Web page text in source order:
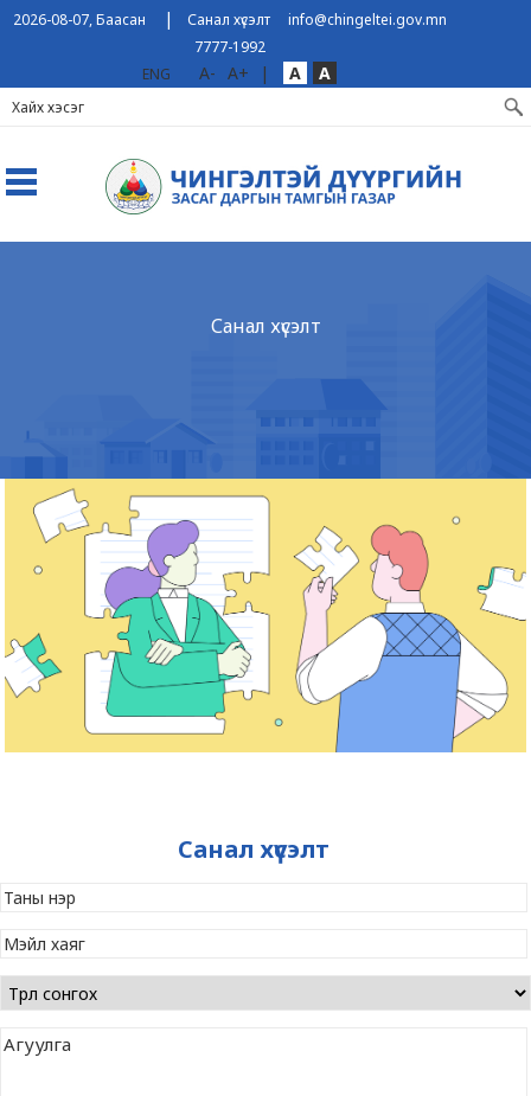
2026-08-07, Баасан |Санал хүсэлт
info@chingeltei.gov.mn
7777-1992
ENG
A- A+ | A A
Санал хүсэлт
Санал хүсэлт